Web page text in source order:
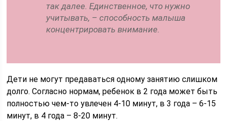
так далее. Единственное, что нужно
учитывать, – способность малыша
концентрировать внимание.
Дети не могут предаваться одному занятию слишком
долго. Согласно нормам, ребенок в 2 года может быть
полностью чем-то увлечен 4-10 минут, в 3 года – 6-15
минут, в 4 года – 8-20 минут.